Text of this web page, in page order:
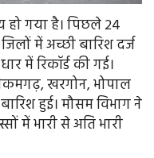
हो गया है। पिछले 24
में अच्छी बारिश दर्ज
में रिकॉर्ड की गई।
खरगोन, भोपाल
हुई। मौसम विभाग ने
में भारी से अति भारी